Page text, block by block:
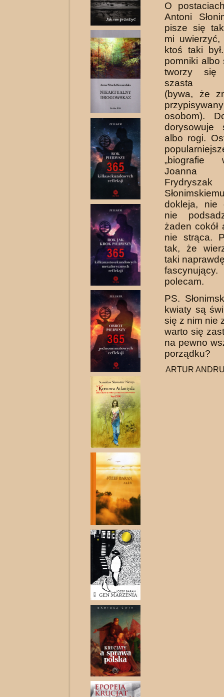
O
Antoni
pisze się
mi
ktoś taki
pomniki albo
tworzy
szasta
(bywa, że
osobom).
dorysowuje
albo rogi.
„biografie
Joanna
dokleja, nie
nie
żaden cokół
nie strąca.
tak, że
taki
polecam.
PS.
kwiaty są
się z nim nie
warto się
na pewno
porządku?
ARTUR